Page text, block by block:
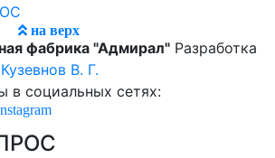
на верх
фабрика "Адмирал" Разработка
Кузевнов В. Г.
в социальных сетях: